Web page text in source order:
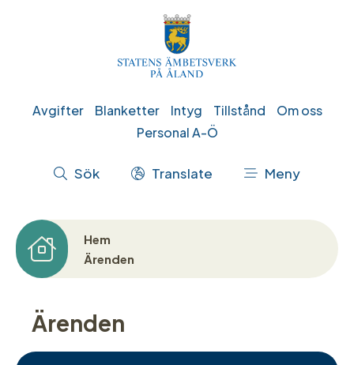
Genvägar
Avgifter Blanketter Intyg Tillstånd
Om oss
Personal A-Ö
Åtgärdsmeny
Sök Translate Meny
Länkstig
Hem
Ärenden
Ärenden